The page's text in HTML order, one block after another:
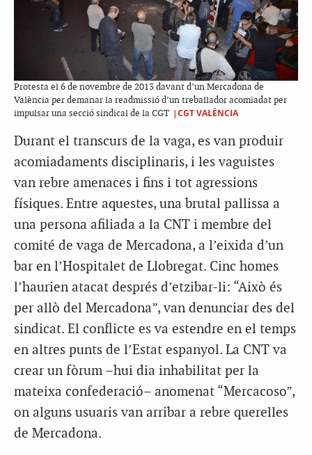
Protesta el 6 de novembre de 2013 davant d’un Mercadona de
València per demanar la readmissió d’un treballador acomiadat per
impulsar una secció sindical de la CGT |CGT VALÈNCIA
Durant el transcurs de la vaga, es van produir
acomiadaments disciplinaris, i les vaguistes
van rebre amenaces i fins i tot agressions
físiques. Entre aquestes, una brutal pallissa a
una persona afiliada a la CNT i membre del
comité de vaga de Mercadona, a l’eixida d’un
bar en l’Hospitalet de Llobregat. Cinc homes
l’haurien atacat després d’etzibar-li: “Això és
per allò del Mercadona”, van denunciar des del
sindicat. El conflicte es va estendre en el temps
en altres punts de l’Estat espanyol. La CNT va
crear un fòrum –hui dia inhabilitat per la
mateixa confederació– anomenat “Mercacoso”,
on alguns usuaris van arribar a rebre querelles
de Mercadona.